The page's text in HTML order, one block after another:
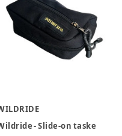
- Slide-on taske